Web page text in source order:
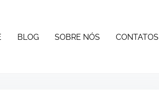
BLOG SOBRE NÓS CONTATOS